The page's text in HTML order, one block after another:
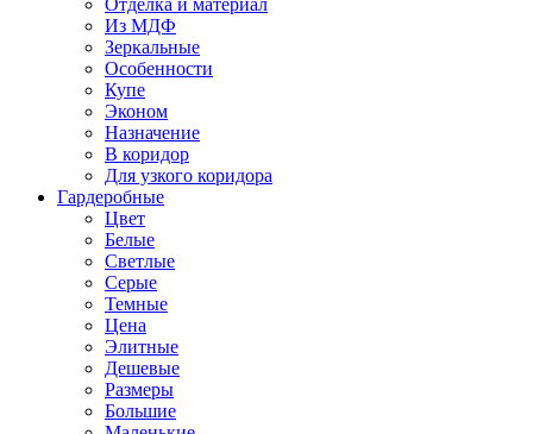
Отделка и материал
Из МДФ
Зеркальные
Особенности
Купе
Эконом
Назначение
В коридор
Для узкого коридора
Гардеробные
Цвет
Белые
Светлые
Серые
Темные
Цена
Элитные
Дешевые
Размеры
Большие